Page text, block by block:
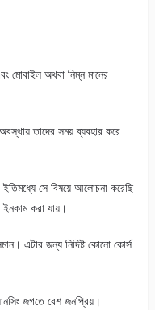
মোবাইল অথবা নিম্ন মানের
তাদের সময় ব্যবহার করে
সে বিষয়ে আলোচনা করেছি
করা যায়।
এটার জন্য নিদিষ্ট কোনো কোর্স
জগতে বেশ জনপ্রিয়।